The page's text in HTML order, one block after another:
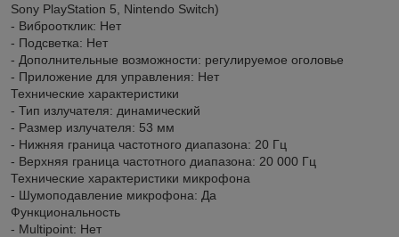
Sony PlayStation 5, Nintendo Switch)
- Виброотклик: Нет
- Подсветка: Нет
- Дополнительные возможности: регулируемое оголовье
- Приложение для управления: Нет
Технические характеристики
- Тип излучателя: динамический
- Размер излучателя: 53 мм
- Нижняя граница частотного диапазона: 20 Гц
- Верхняя граница частотного диапазона: 20 000 Гц
Технические характеристики микрофона
- Шумоподавление микрофона: Да
Функциональность
- Multipoint: Нет